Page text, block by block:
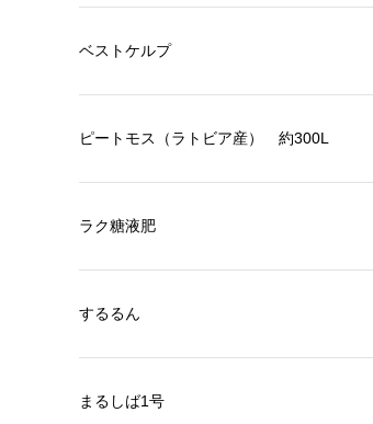
ベストケルプ
ピートモス（ラトビア産） 約300L
ラク糖液肥
するるん
まるしば1号